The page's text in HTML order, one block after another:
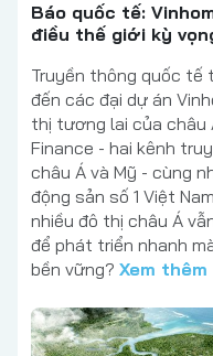
Báo quốc tế:
điều thế giới kỳ
Truyền thông quốc tế
đến các đại dự án
thị tương lai của châu
Finance - hai kênh
châu Á và Mỹ - cùng
động sản số 1 Việt
nhiều đô thị châu Á
để phát triển nhanh
bền vững? Xem thêm